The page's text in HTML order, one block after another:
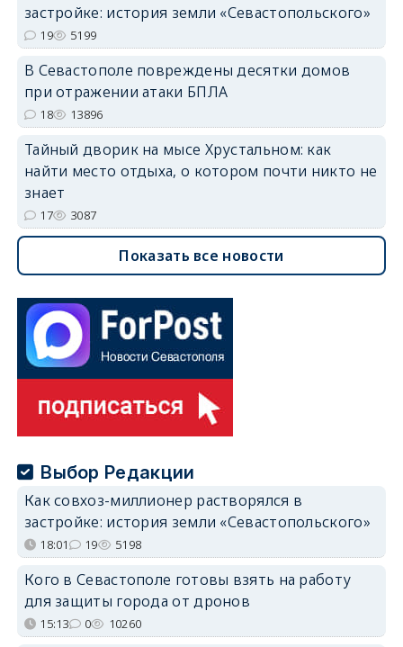
застройке: история земли «Севастопольского»
19 5199
В Севастополе повреждены десятки домов
при отражении атаки БПЛА
18 13896
Тайный дворик на мысе Хрустальном: как
найти место отдыха, о котором почти никто не
знает
17 3087
Показать все новости
Выбор Редакции
Как совхоз-миллионер растворялся в
застройке: история земли «Севастопольского»
18:01 19 5198
Кого в Севастополе готовы взять на работу
для защиты города от дронов
15:13 0 10260